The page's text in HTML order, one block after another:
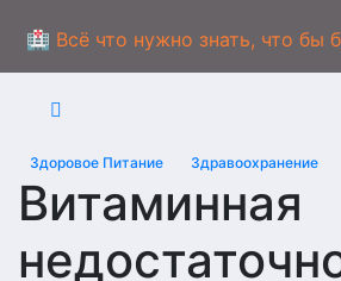
🏥 Всё что нужно знать, что бы
Здоровое Питание Здравоохранение
Витаминная